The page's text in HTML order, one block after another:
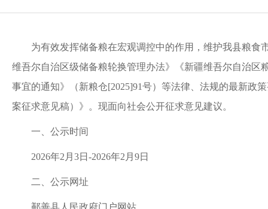
为有效发挥储备粮在宏观调控中的作用，维护我县粮
维吾尔自治区级储备粮轮换管理办法》《新疆维吾尔自治区
事宜的通知》（新粮仓[2025]91号） 等法律、法规的最新政
案征求意见稿）》。现面向社会公开征求意见建议。
一、公示时间
2026年2 月 3日 -2026年2 月 9日
二、公示网址
鄯善县人民政府门户网站